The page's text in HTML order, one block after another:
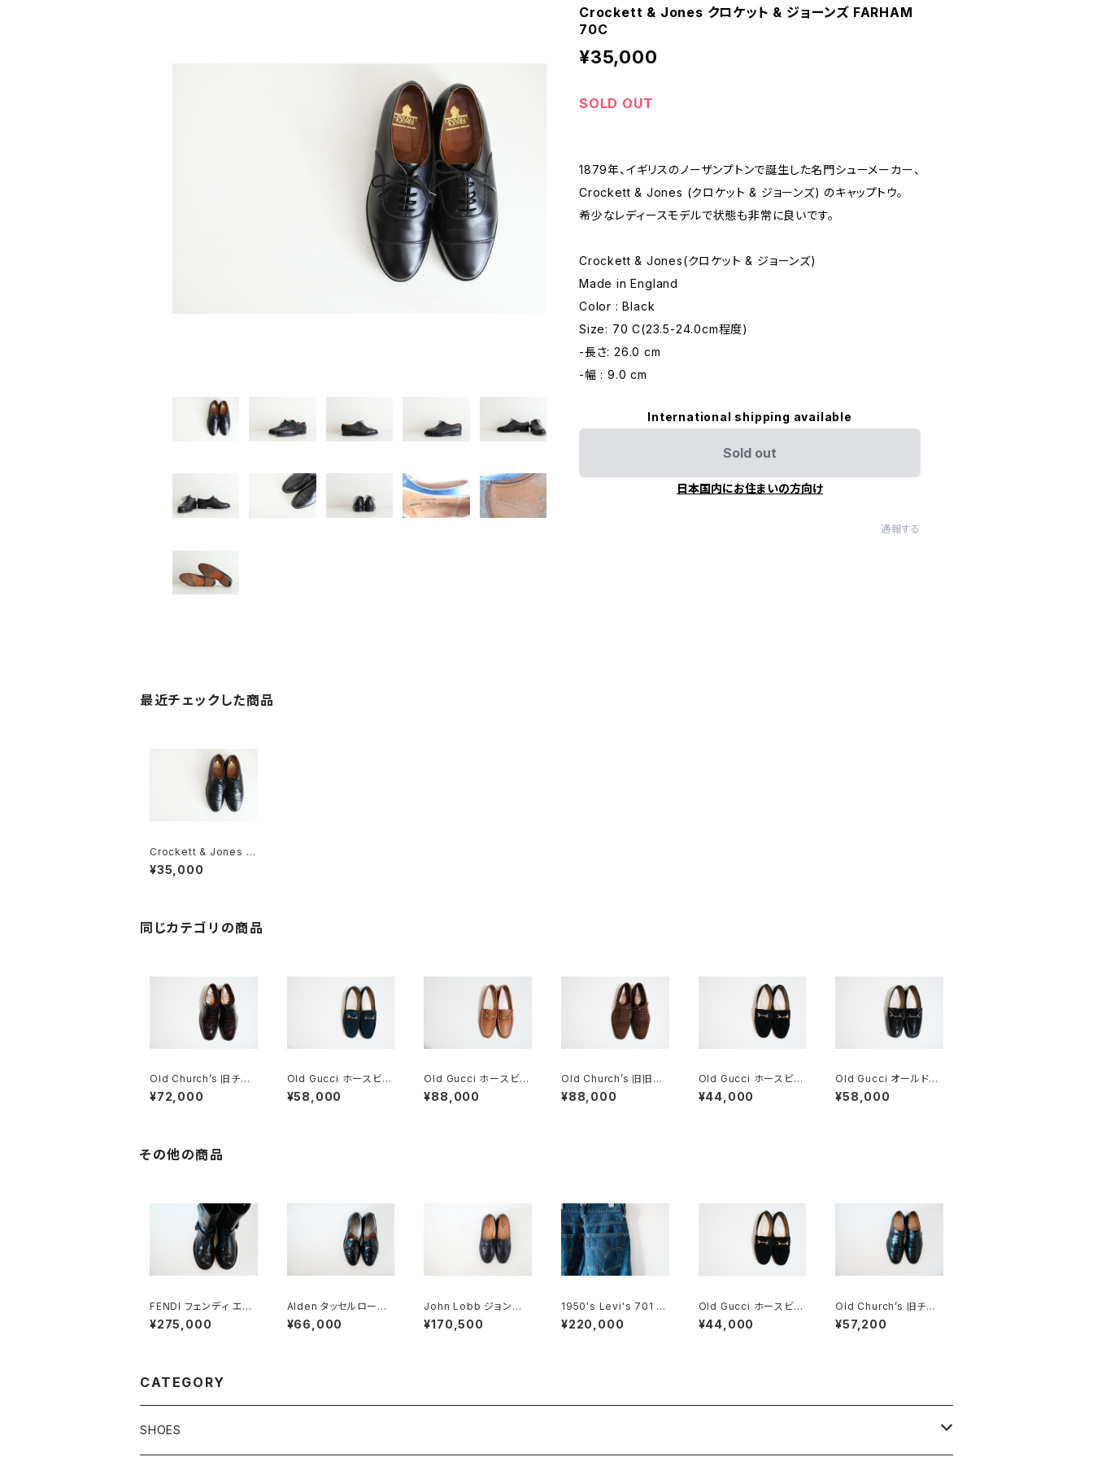
Crockett & Jones クロケット & ジョーンズ FARHAM
70C
¥35,000
SOLD OUT
1879年、イギリスのノーザンプトンで誕生した名門シューメーカー、
Crockett & Jones (クロケット & ジョーンズ) のキャップトウ。
希少なレディースモデルで状態も非常に良いです。
Crockett & Jones(クロケット & ジョーンズ)
Made in England
Color : Black
Size: 70 C(23.5-24.0cm程度)
-長さ: 26.0 cm
-幅 : 9.0 cm
International shipping available
Sold out
日本国内にお住まいの方向け
通報する
最近チェックした商品
Crockett & Jones ク
ロケット & ジョーンズ F
ARHAM 70C
¥35,000
同じカテゴリの商品
Old Church’s 旧チャ
ーチ 四都市 BELMON
Tパンチドキャップトウ
¥72,000
Old Gucci ホースビッ
トローファー 36C Nav
y Suede
¥58,000
Old Gucci ホースビッ
トローファー 38.5C ta
n ほぼDeadstock
¥88,000
Old Church’s 旧旧チ
ャーチ 二都市 Buck 8
5D
¥88,000
Old Gucci ホースビッ
トローファー 6.5B スエ
ードBK
¥44,000
Old Gucci オールドグ
ッチ ホースビットローフ
ァー 40 E Black
¥58,000
その他の商品
FENDI フェンディ エン
ジニアブーツ 8.5
¥275,000
Alden タッセルローフ
ァー #660 10C
¥66,000
John Lobb ジョンロ
ブ CORTEZ LOPEZ
コインローファー DEA
¥170,500
1950's Levi's 701 ビ
ッグE 24×30
¥220,000
Old Gucci ホースビッ
トローファー 6.5B スエ
ードBK
¥44,000
Old Church’s 旧チャ
ーチ 四都市 Consul 6
0F
¥57,200
CATEGORY
SHOES